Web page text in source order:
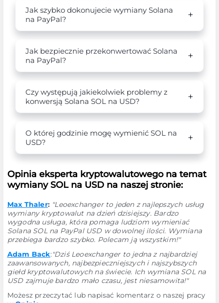
Jak szybko dokonujecie wymiany Solana
na PayPal?
Jak bezpiecznie przekonwertować Solana
na PayPal?
Czy występują jakiekolwiek problemy z
konwersją Solana SOL na USD?
O której godzinie mogę wymienić SOL na
USD?
Opinia eksperta kryptowalutowego na temat
wymiany SOL na USD na naszej stronie:
Max Thaler: "Leoexchanger to jeden z najlepszych usług
wymiany kryptowalut na dzień dzisiejszy. Bardzo
wygodna usługa, która pomaga ludziom wymieniać
Solana SOL na PayPal USD w dowolnej ilości. Wymiana
przebiega bardzo szybko. Polecam ją wszystkim!"
Adam Back:"Dziś Leoexchanger to jedna z najbardziej
zaawansowanych, najbezpieczniejszych i najszybszych
giełd kryptowalutowych na świecie. Ich wymiana SOL na
USD zajmuje bardzo mało czasu, jest niesamowita!"
Możesz przeczytać lub napisać komentarz o naszej pracy